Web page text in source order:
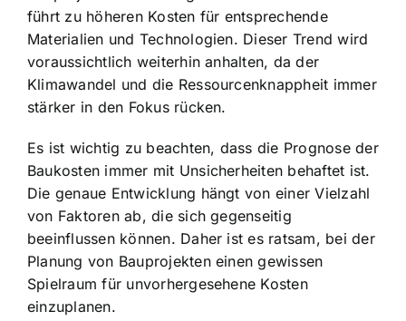
führt zu höheren Kosten für entsprechende
Materialien und Technologien. Dieser Trend wird
voraussichtlich weiterhin anhalten, da der
Klimawandel und die Ressourcenknappheit immer
stärker in den Fokus rücken.
Es ist wichtig zu beachten, dass die Prognose der
Baukosten immer mit Unsicherheiten behaftet ist.
Die genaue Entwicklung hängt von einer Vielzahl
von Faktoren ab, die sich gegenseitig
beeinflussen können. Daher ist es ratsam, bei der
Planung von Bauprojekten einen gewissen
Spielraum für unvorhergesehene Kosten
einzuplanen.